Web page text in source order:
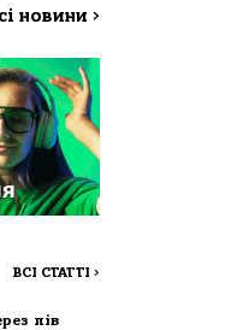
новини >
ВСІ СТАТТІ >
пів